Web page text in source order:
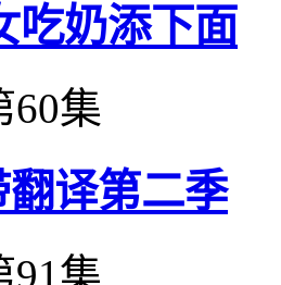
吃奶添下面
60集
译第二季
91集